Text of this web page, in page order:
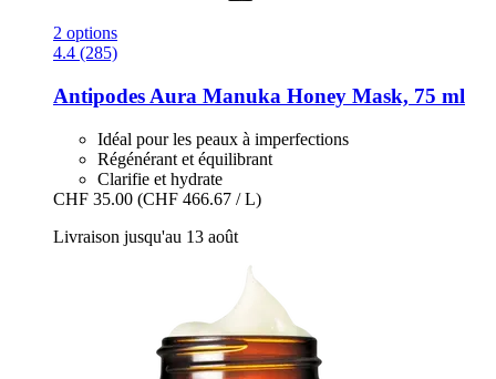
2 options
4.4 (285)
Antipodes Aura Manuka Honey Mask, 75 ml
Idéal pour les peaux à imperfections
Régénérant et équilibrant
Clarifie et hydrate
CHF 35.00 (CHF 466.67 / L)
Livraison jusqu'au 13 août